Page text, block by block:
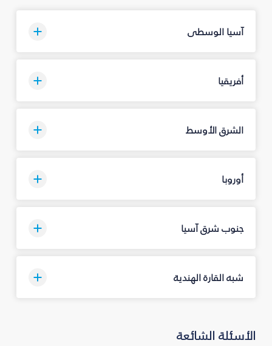
آسيا الوسطى
أفريقيا
الشرق الأوسط
أوروبا
جنوب شرق آسيا
شبه القارة الهندية
الأسئلة الشائعة